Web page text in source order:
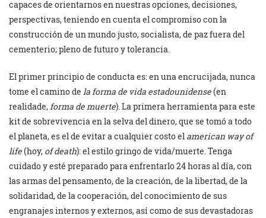
capaces de orientarnos en nuestras opciones, decisiones,
perspectivas, teniendo en cuenta el compromiso con la
construcción de un mundo justo, socialista, de paz fuera del
cementerio; pleno de futuro y tolerancia.
El primer principio de conducta es: en una encrucijada, nunca
tome el camino de la forma de vida estadounidense(en
realidade,forma de muerte). La primera herramienta para este
kit de sobrevivencia en la selva del dinero, que se tomó a todo
el planeta, es el de evitar a cualquier costo el american way of
life(hoy, of death): el estilo gringo de vida/muerte. Tenga
cuidado y esté preparado para enfrentarlo 24 horas al día, con
las armas del pensamento, de la creación, de la libertad, de la
solidaridad, de la cooperación, del conocimiento de sus
engranajes internos y externos, así como de sus devastadoras